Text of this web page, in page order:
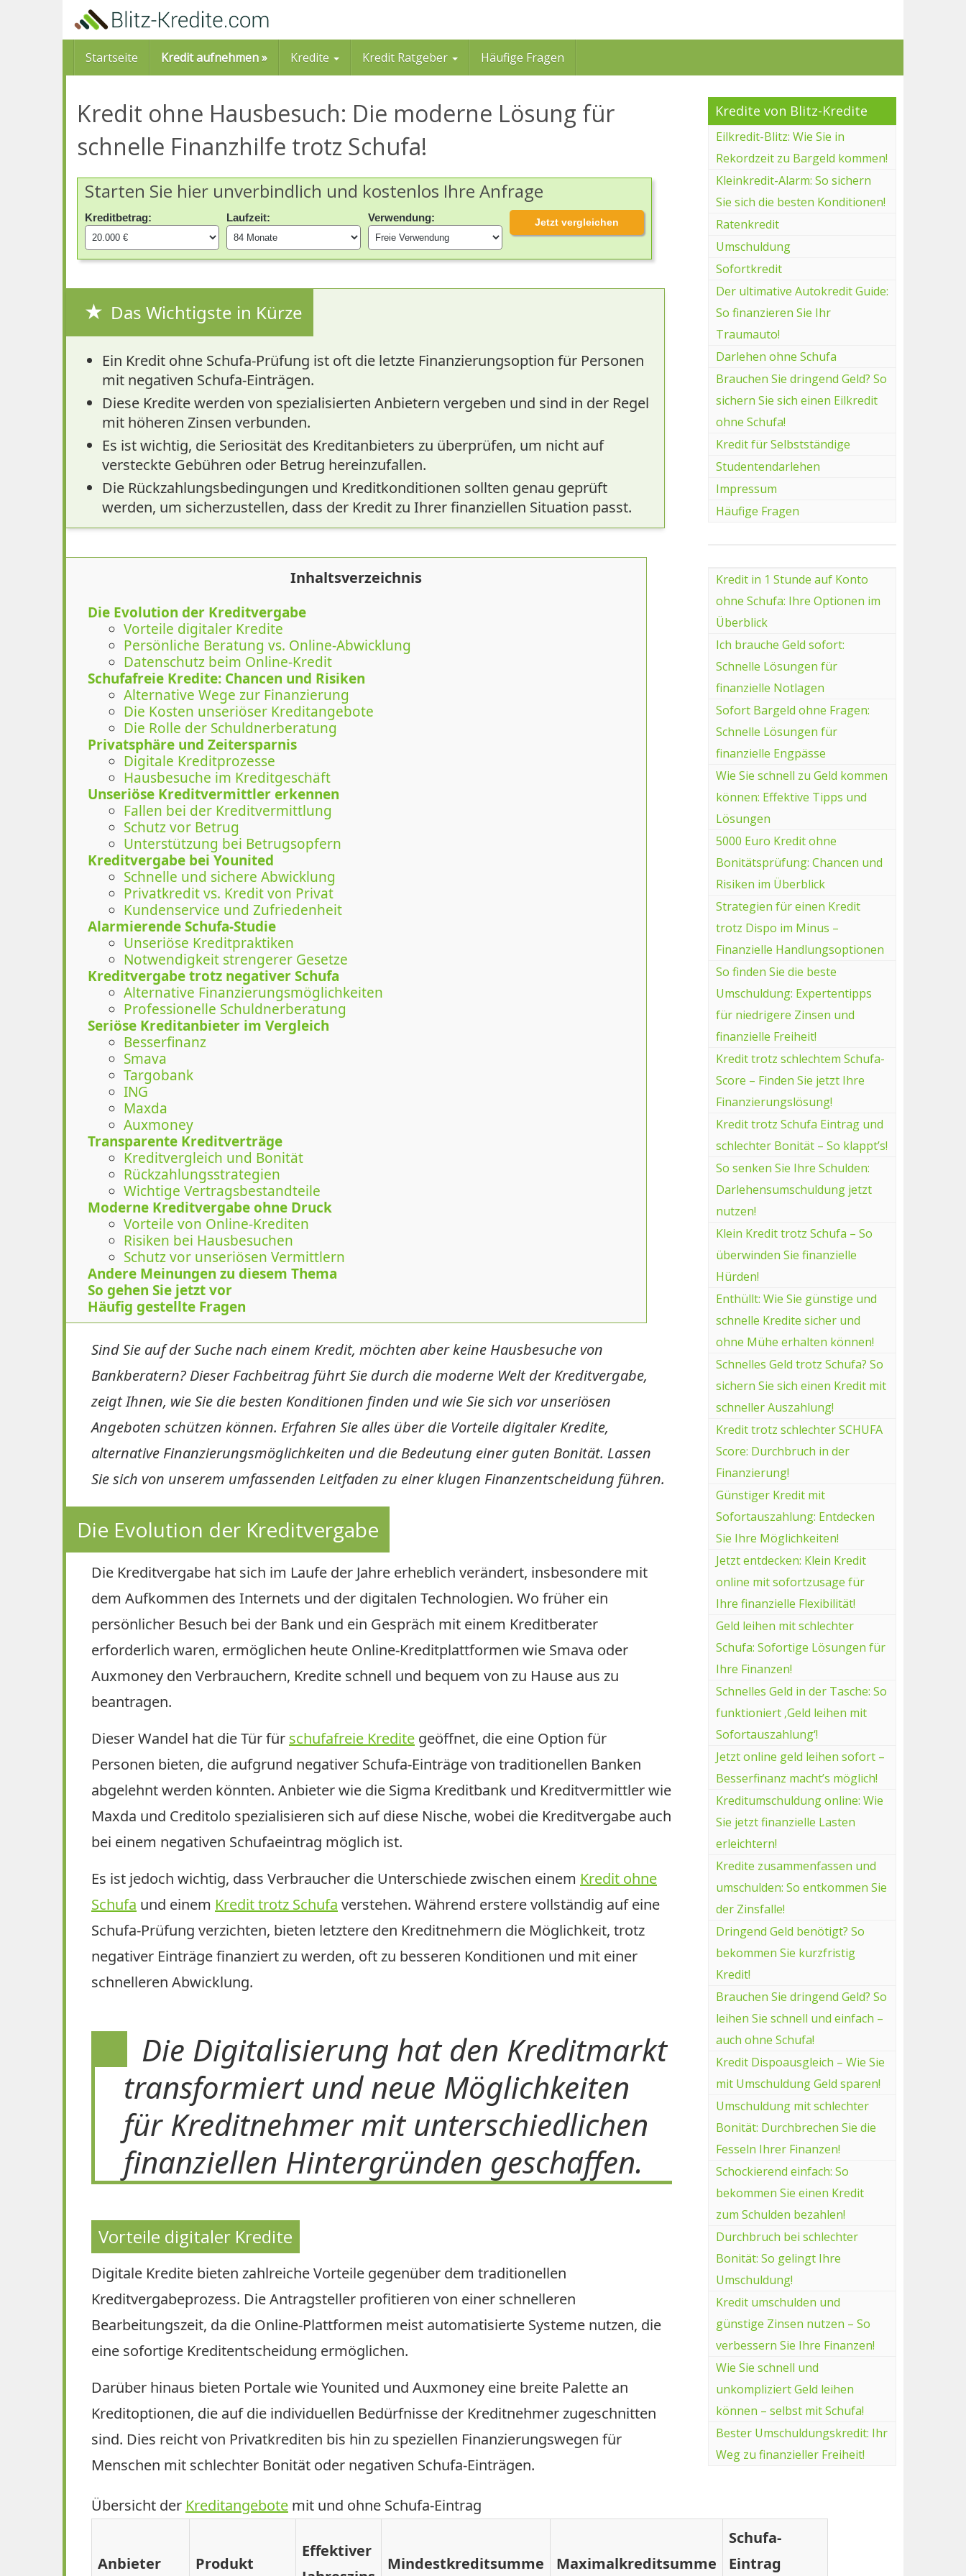
Startseite Kredit aufnehmen » Kredite Kredit Ratgeber Häufige Fragen
Kredit ohne Hausbesuch: Die moderne Lösung für
schnelle Finanzhilfe trotz Schufa!
Starten Sie hier unverbindlich und kostenlos Ihre Anfrage
Kreditbetrag: Laufzeit: Verwendung: Jetzt vergleichen
Das Wichtigste in Kürze
Ein Kredit ohne Schufa-Prüfung ist oft die letzte Finanzierungsoption für Personen
mit negativen Schufa-Einträgen.
Diese Kredite werden von spezialisierten Anbietern vergeben und sind in der Regel
mit höheren Zinsen verbunden.
Es ist wichtig, die Seriosität des Kreditanbieters zu überprüfen, um nicht auf
versteckte Gebühren oder Betrug hereinzufallen.
Die Rückzahlungsbedingungen und Kreditkonditionen sollten genau geprüft
werden, um sicherzustellen, dass der Kredit zu Ihrer finanziellen Situation passt.
Inhaltsverzeichnis
Die Evolution der Kreditvergabe
Vorteile digitaler Kredite
Persönliche Beratung vs. Online-Abwicklung
Datenschutz beim Online-Kredit
Schufafreie Kredite: Chancen und Risiken
Alternative Wege zur Finanzierung
Die Kosten unseriöser Kreditangebote
Die Rolle der Schuldnerberatung
Privatsphäre und Zeitersparnis
Digitale Kreditprozesse
Hausbesuche im Kreditgeschäft
Unseriöse Kreditvermittler erkennen
Fallen bei der Kreditvermittlung
Schutz vor Betrug
Unterstützung bei Betrugsopfern
Kreditvergabe bei Younited
Schnelle und sichere Abwicklung
Privatkredit vs. Kredit von Privat
Kundenservice und Zufriedenheit
Alarmierende Schufa-Studie
Unseriöse Kreditpraktiken
Notwendigkeit strengerer Gesetze
Kreditvergabe trotz negativer Schufa
Alternative Finanzierungsmöglichkeiten
Professionelle Schuldnerberatung
Seriöse Kreditanbieter im Vergleich
Besserfinanz
Smava
Targobank
ING
Maxda
Auxmoney
Transparente Kreditverträge
Kreditvergleich und Bonität
Rückzahlungsstrategien
Wichtige Vertragsbestandteile
Moderne Kreditvergabe ohne Druck
Vorteile von Online-Krediten
Risiken bei Hausbesuchen
Schutz vor unseriösen Vermittlern
Andere Meinungen zu diesem Thema
So gehen Sie jetzt vor
Häufig gestellte Fragen
Sind Sie auf der Suche nach einem Kredit, möchten aber keine Hausbesuche von
Bankberatern? Dieser Fachbeitrag führt Sie durch die moderne Welt der Kreditvergabe,
zeigt Ihnen, wie Sie die besten Konditionen finden und wie Sie sich vor unseriösen
Angeboten schützen können. Erfahren Sie alles über die Vorteile digitaler Kredite,
alternative Finanzierungsmöglichkeiten und die Bedeutung einer guten Bonität. Lassen
Sie sich von unserem umfassenden Leitfaden zu einer klugen Finanzentscheidung führen.
Die Evolution der Kreditvergabe
Die Kreditvergabe hat sich im Laufe der Jahre erheblich verändert, insbesondere mit
dem Aufkommen des Internets und der digitalen Technologien. Wo früher ein
persönlicher Besuch bei der Bank und ein Gespräch mit einem Kreditberater
erforderlich waren, ermöglichen heute Online-Kreditplattformen wie Smava oder
Auxmoney den Verbrauchern, Kredite schnell und bequem von zu Hause aus zu
beantragen.
Dieser Wandel hat die Tür für schufafreie Kredite geöffnet, die eine Option für
Personen bieten, die aufgrund negativer Schufa-Einträge von traditionellen Banken
abgelehnt werden könnten. Anbieter wie die Sigma Kreditbank und Kreditvermittler wie
Maxda und Creditolo spezialisieren sich auf diese Nische, wobei die Kreditvergabe auch
bei einem negativen Schufaeintrag möglich ist.
Es ist jedoch wichtig, dass Verbraucher die Unterschiede zwischen einem Kredit ohne
Schufa und einem Kredit trotz Schufa verstehen. Während erstere vollständig auf eine
Schufa-Prüfung verzichten, bieten letztere den Kreditnehmern die Möglichkeit, trotz
negativer Einträge finanziert zu werden, oft zu besseren Konditionen und mit einer
schnelleren Abwicklung.
Die Digitalisierung hat den Kreditmarkt
transformiert und neue Möglichkeiten
für Kreditnehmer mit unterschiedlichen
finanziellen Hintergründen geschaffen.
Vorteile digitaler Kredite
Digitale Kredite bieten zahlreiche Vorteile gegenüber dem traditionellen
Kreditvergabeprozess. Die Antragsteller profitieren von einer schnelleren
Bearbeitungszeit, da die Online-Plattformen meist automatisierte Systeme nutzen, die
eine sofortige Kreditentscheidung ermöglichen.
Darüber hinaus bieten Portale wie Younited und Auxmoney eine breite Palette an
Kreditoptionen, die auf die individuellen Bedürfnisse der Kreditnehmer zugeschnitten
sind. Dies reicht von Privatkrediten bis hin zu speziellen Finanzierungswegen für
Menschen mit schlechter Bonität oder negativen Schufa-Einträgen.
Übersicht der Kreditangebote mit und ohne Schufa-Eintrag
Anbieter Produkt
Effektiver
Mindestkreditsumme Maximalkreditsumme
Schufa-
Eintrag
Kredite von Blitz-Kredite
Eilkredit-Blitz: Wie Sie in
Rekordzeit zu Bargeld kommen!
Kleinkredit-Alarm: So sichern
Sie sich die besten Konditionen!
Ratenkredit
Umschuldung
Sofortkredit
Der ultimative Autokredit Guide:
So finanzieren Sie Ihr
Traumauto!
Darlehen ohne Schufa
Brauchen Sie dringend Geld? So
sichern Sie sich einen Eilkredit
ohne Schufa!
Kredit für Selbstständige
Studentendarlehen
Impressum
Häufige Fragen
Kredit in 1 Stunde auf Konto
ohne Schufa: Ihre Optionen im
Überblick
Ich brauche Geld sofort:
Schnelle Lösungen für
finanzielle Notlagen
Sofort Bargeld ohne Fragen:
Schnelle Lösungen für
finanzielle Engpässe
Wie Sie schnell zu Geld kommen
können: Effektive Tipps und
Lösungen
5000 Euro Kredit ohne
Bonitätsprüfung: Chancen und
Risiken im Überblick
Strategien für einen Kredit
trotz Dispo im Minus –
Finanzielle Handlungsoptionen
So finden Sie die beste
Umschuldung: Expertentipps
für niedrigere Zinsen und
finanzielle Freiheit!
Kredit trotz schlechtem Schufa-
Score – Finden Sie jetzt Ihre
Finanzierungslösung!
Kredit trotz Schufa Eintrag und
schlechter Bonität – So klappt’s!
So senken Sie Ihre Schulden:
Darlehensumschuldung jetzt
nutzen!
Klein Kredit trotz Schufa – So
überwinden Sie finanzielle
Hürden!
Enthüllt: Wie Sie günstige und
schnelle Kredite sicher und
ohne Mühe erhalten können!
Schnelles Geld trotz Schufa? So
sichern Sie sich einen Kredit mit
schneller Auszahlung!
Kredit trotz schlechter SCHUFA
Score: Durchbruch in der
Finanzierung!
Günstiger Kredit mit
Sofortauszahlung: Entdecken
Sie Ihre Möglichkeiten!
Jetzt entdecken: Klein Kredit
online mit sofortzusage für
Ihre finanzielle Flexibilität!
Geld leihen mit schlechter
Schufa: Sofortige Lösungen für
Ihre Finanzen!
Schnelles Geld in der Tasche: So
funktioniert ‚Geld leihen mit
Sofortauszahlung‘!
Jetzt online geld leihen sofort –
Besserfinanz macht’s möglich!
Kreditumschuldung online: Wie
Sie jetzt finanzielle Lasten
erleichtern!
Kredite zusammenfassen und
umschulden: So entkommen Sie
der Zinsfalle!
Dringend Geld benötigt? So
bekommen Sie kurzfristig
Kredit!
Brauchen Sie dringend Geld? So
leihen Sie schnell und einfach –
auch ohne Schufa!
Kredit Dispoausgleich – Wie Sie
mit Umschuldung Geld sparen!
Umschuldung mit schlechter
Bonität: Durchbrechen Sie die
Fesseln Ihrer Finanzen!
Schockierend einfach: So
bekommen Sie einen Kredit
zum Schulden bezahlen!
Durchbruch bei schlechter
Bonität: So gelingt Ihre
Umschuldung!
Kredit umschulden und
günstige Zinsen nutzen – So
verbessern Sie Ihre Finanzen!
Wie Sie schnell und
unkompliziert Geld leihen
können – selbst mit Schufa!
Bester Umschuldungskredit: Ihr
Weg zu finanzieller Freiheit!